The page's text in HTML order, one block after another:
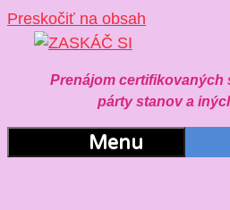
Preskočiť na obsah
Prenájom certifikovaných
párty stanov a
Menu